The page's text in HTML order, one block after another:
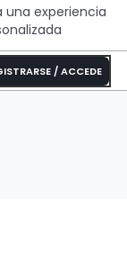
una experiencia
/ ACCEDE